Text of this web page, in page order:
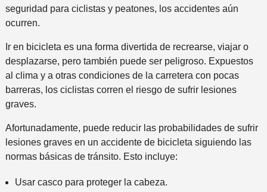
seguridad para ciclistas y peatones, los accidentes aún
ocurren.
Ir en bicicleta es una forma divertida de recrearse, viajar o
desplazarse, pero también puede ser peligroso. Expuestos
al clima y a otras condiciones de la carretera con pocas
barreras, los ciclistas corren el riesgo de sufrir lesiones
graves.
Afortunadamente, puede reducir las probabilidades de sufrir
lesiones graves en un accidente de bicicleta siguiendo las
normas básicas de tránsito. Esto incluye:
Usar casco para proteger la cabeza.